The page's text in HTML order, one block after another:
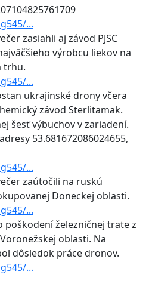
...
zasiahli aj závod PJSC
výrobcu liekov na
trhu.
...
ukrajinské drony včera
závod Sterlitamak.
šesť výbuchov v zariadení.
53.681672086024655,
...
zaútočili na ruskú
Doneckej oblasti.
...
poškodení železničnej trate z
oblasti. Na
dôsledok práce dronov.
...